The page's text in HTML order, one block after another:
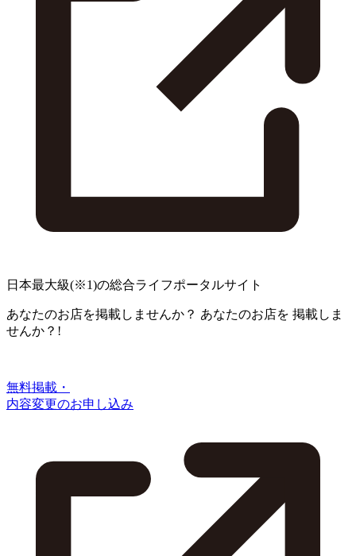
日本最大級(※1)の総合ライフポータルサイト
あなたのお店を掲載しませんか？ あなたのお店を 掲載しま
せんか？!
無料掲載・
内容変更のお申し込み